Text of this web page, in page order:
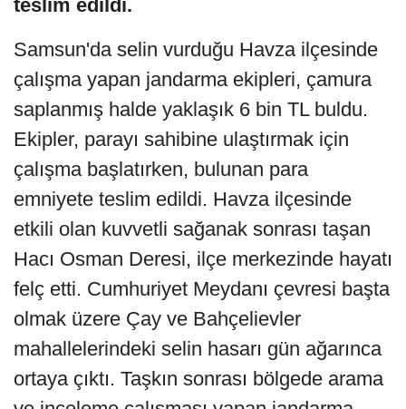
teslim edildi.
Samsun'da selin vurduğu Havza ilçesinde
çalışma yapan jandarma ekipleri, çamura
saplanmış halde yaklaşık 6 bin TL buldu.
Ekipler, parayı sahibine ulaştırmak için
çalışma başlatırken, bulunan para
emniyete teslim edildi. Havza ilçesinde
etkili olan kuvvetli sağanak sonrası taşan
Hacı Osman Deresi, ilçe merkezinde hayatı
felç etti. Cumhuriyet Meydanı çevresi başta
olmak üzere Çay ve Bahçelievler
mahallelerindeki selin hasarı gün ağarınca
ortaya çıktı. Taşkın sonrası bölgede arama